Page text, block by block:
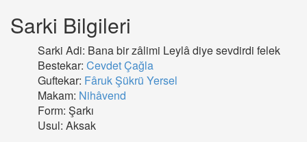
Sarki Bilgileri
Sarki Adi: Bana bir zâlimi Leylâ diye sevdirdi felek
Bestekar: Cevdet Çağla
Guftekar: Fâruk Şükrü Yersel
Makam: Nihâvend
Form: Şarkı
Usul: Aksak